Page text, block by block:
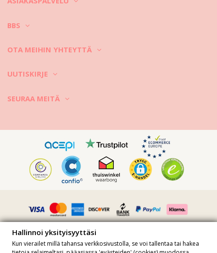
BBS
OTA MEIHIN YHTEYTTÄ
UUTISKIRJE
SEURAA MEITÄ
Hallinnoi yksityisyyttäsi
Kun vierailet millä tahansa verkkosivustolla, se voi tallentaa tai hakea